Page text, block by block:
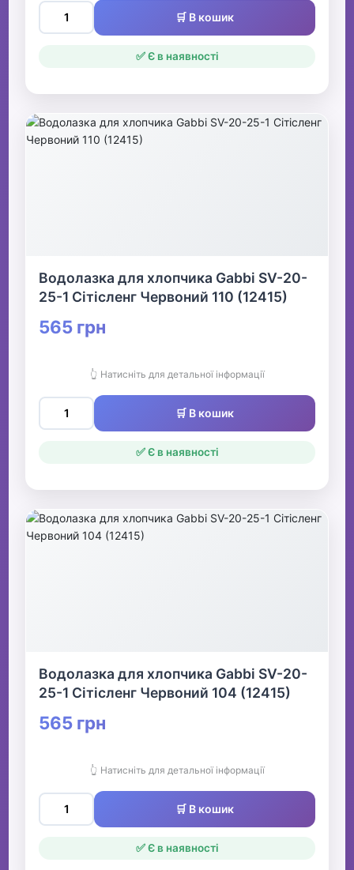
🛒 В кошик
✅ Є в наявності
Водолазка для хлопчика Gabbi SV-20-
25-1 Сітісленг Червоний 110 (12415)
565 грн
👆 Натисніть для детальної інформації
🛒 В кошик
✅ Є в наявності
Водолазка для хлопчика Gabbi SV-20-
25-1 Сітісленг Червоний 104 (12415)
565 грн
👆 Натисніть для детальної інформації
🛒 В кошик
✅ Є в наявності